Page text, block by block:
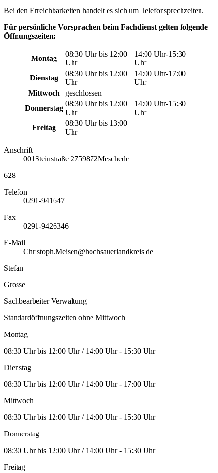
Bei den Erreichbarkeiten handelt es sich um Telefonsprechzeiten.
Für persönliche Vorsprachen beim Fachdienst gelten folgende
Öffnungszeiten:
Montag
08:30 Uhr bis 12:00
Uhr
14:00 Uhr-15:30
Uhr
Dienstag
08:30 Uhr bis 12:00
Uhr
14:00 Uhr-17:00
Uhr
Mittwoch
geschlossen
Donnerstag
08:30 Uhr bis 12:00
Uhr
14:00 Uhr-15:30
Uhr
Freitag
08:30 Uhr bis 13:00
Uhr
Anschrift
001 Steinstraße 2759872Meschede
628
Telefon
0291-941647
Fax
0291-9426346
E-Mail
Christoph.Meisen@hochsauerlandkreis.de
Stefan
Grosse
Sachbearbeiter Verwaltung
Standardöffnungszeiten ohne Mittwoch
Montag
08:30 Uhr bis 12:00 Uhr / 14:00 Uhr - 15:30 Uhr
Dienstag
08:30 Uhr bis 12:00 Uhr / 14:00 Uhr - 17:00 Uhr
Mittwoch
08:30 Uhr bis 12:00 Uhr / 14:00 Uhr - 15:30 Uhr
Donnerstag
08:30 Uhr bis 12:00 Uhr / 14:00 Uhr - 15:30 Uhr
Freitag